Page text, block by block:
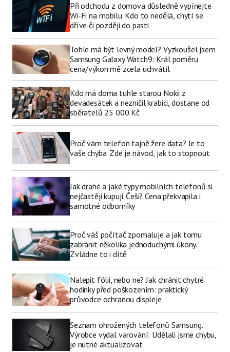
Při odchodu z domova důsledně vypínejte
Wi-Fi na mobilu. Kdo to nedělá, chytí se
dříve či později do pasti
Tohle má být levný model? Vyzkoušel jsem
Samsung Galaxy Watch9: Král poměru
cena/výkon mě zcela uchvátil
Kdo má doma tuhle starou Nokii z
devadesátek a nezničil krabici, dostane od
sběratelů 25 000 Kč
Proč vám telefon tajně žere data? Je to
vaše chyba. Zde je návod, jak to stopnout
Jak drahé a jaké typy mobilních telefonů si
nejčastěji kupují Češi? Cena překvapila i
samotné odborníky
Proč váš počítač zpomaluje a jak tomu
zabránit několika jednoduchými úkony.
Zvládne to i dítě
Nalepit fólii, nebo ne? Jak chránit chytré
hodinky před poškozením: praktický
průvodce ochranou displeje
Seznam ohrožených telefonů Samsung.
Výrobce vydal varování: Udělali jsme chybu,
je nutné aktualizovat